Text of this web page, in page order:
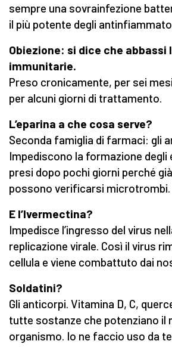
sempre una sovrainfezione
il più potente degli
Obiezione: si dice che abbassi
immunitarie.
Preso cronicamente, per sei
per alcuni giorni di trattamento.
L’eparina a che cosa serve?
Seconda famiglia di farmaci: gli
Impediscono la formazione degli
presi dopo pochi giorni perché
possono verificarsi microtrombi.
E l’Ivermectina?
Impedisce l’ingresso del virus
replicazione virale. Così il virus
cellula e viene combattuto dai
Soldatini?
Gli anticorpi. Vitamina D, C,
tutte sostanze che potenziano il
organismo. Io ne faccio uso da